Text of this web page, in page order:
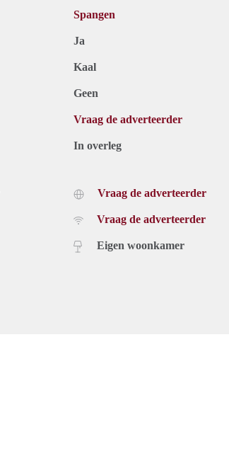
Spangen
Ja
Kaal
Geen
Vraag de adverteerder
In overleg
Vraag de adverteerder
Vraag de adverteerder
Eigen woonkamer